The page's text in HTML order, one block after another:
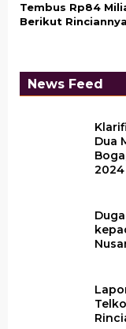
Tembus Rp84
Berikut
News Feed
Dua
2024